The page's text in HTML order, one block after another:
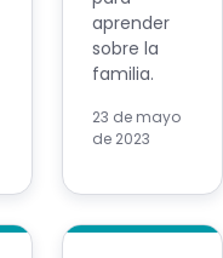
aprender
sobre la
familia.
23 de mayo
de 2023